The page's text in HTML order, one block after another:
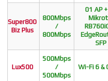
Super800
Biz Plus
800Mbps
/
800Mbps
01 AP
SFP
Lux500
500Mbps
/
500Mbps
Wi-Fi 6 &